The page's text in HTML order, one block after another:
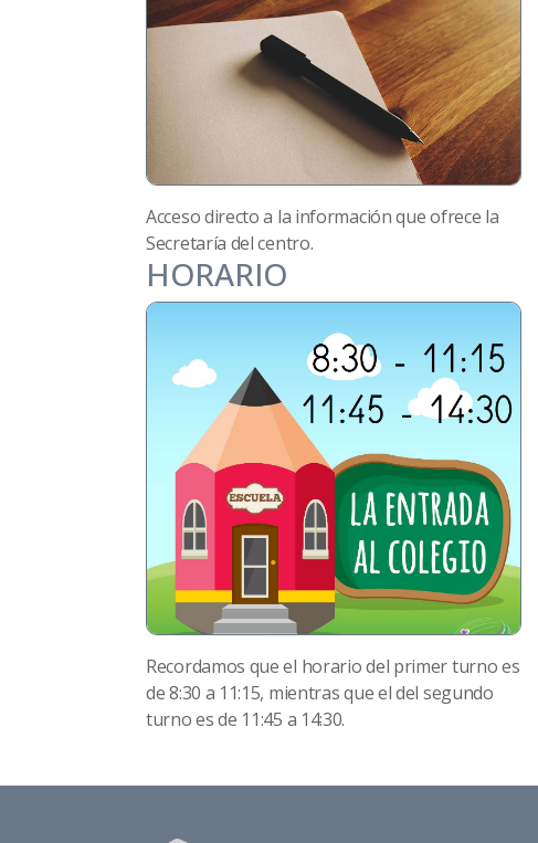
Acceso directo a la información que ofrece la
Secretaría del centro.
HORARIO
Recordamos que el horario del primer turno es
de 8:30 a 11:15, mientras que el del segundo
turno es de 11:45 a 14:30.